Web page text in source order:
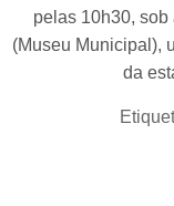
pelas 10h30,
(Museu Municipal),
da